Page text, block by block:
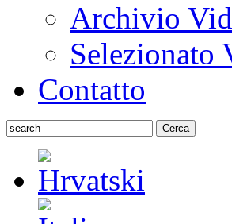
Archivio
Selezionato
Contatto
Cerca